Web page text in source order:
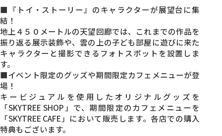
■『トイ・ストーリー』のキャラクターが展望台に集
結！
地上４５０メートルの天望回廊では、これまでの作品を
振り返る展示装飾や、雲の上の子ども部屋に遊びに来た
キャラクターと撮影できるフォトスポットを設置しま
す。
■イベント限定のグッズや期間限定カフェメニューが登
場！
キービジュアルを使用したオリジナルグッズを
「SKYTREE SHOP」で、期間限定のカフェメニューを
「SKYTREE CAFE」において販売します。各店での購入
特典もございます。